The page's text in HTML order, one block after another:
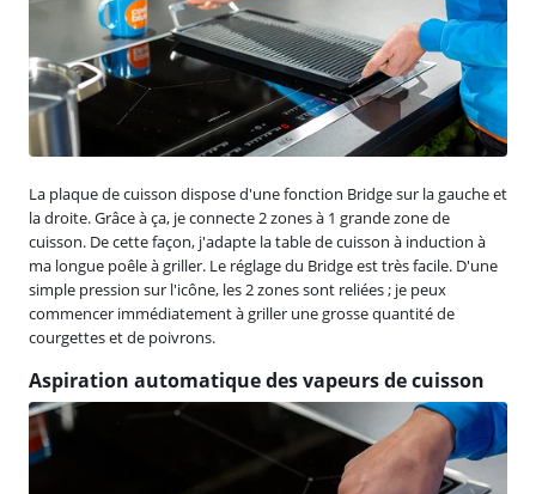
La plaque de cuisson dispose d'une fonction Bridge sur la gauche et
la droite. Grâce à ça, je connecte 2 zones à 1 grande zone de
cuisson. De cette façon, j'adapte la table de cuisson à induction à
ma longue poêle à griller. Le réglage du Bridge est très facile. D'une
simple pression sur l'icône, les 2 zones sont reliées ; je peux
commencer immédiatement à griller une grosse quantité de
courgettes et de poivrons.
Aspiration automatique des vapeurs de cuisson